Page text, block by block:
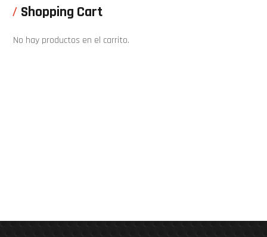
Shopping Cart
No hay productos en el carrito.